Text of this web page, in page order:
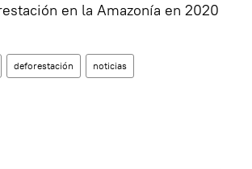
en la Amazonía en 2020
deforestación noticias